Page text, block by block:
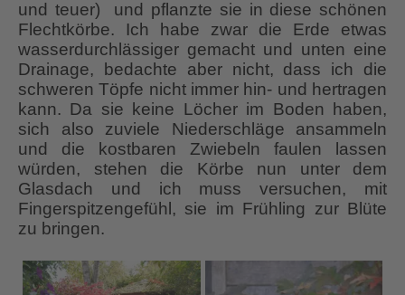
und teuer) und pflanzte sie in diese schönen
Flechtkörbe. Ich habe zwar die Erde etwas
wasserdurchlässiger gemacht und unten eine
Drainage, bedachte aber nicht, dass ich die
schweren Töpfe nicht immer hin- und hertragen
kann. Da sie keine Löcher im Boden haben,
sich also zuviele Niederschläge ansammeln
und die kostbaren Zwiebeln faulen lassen
würden, stehen die Körbe nun unter dem
Glasdach und ich muss versuchen, mit
Fingerspitzengefühl, sie im Frühling zur Blüte
zu bringen.